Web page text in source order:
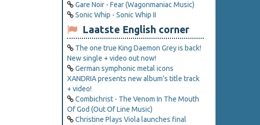
Gare Noir - Fear (Wagonmaniac Music)
Sonic Whip - Sonic Whip II
Laatste English corner
The one true King Daemon Grey is back!
New single + video out now!
German symphonic metal icons
XANDRIA presents new album’s title track
+ video!
Combichrist - The Venom In The Mouth
Of God (Out Of Line Music)
Christine Plays Viola launches final